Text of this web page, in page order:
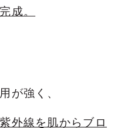
成。
が強く、
外線を肌からブロ